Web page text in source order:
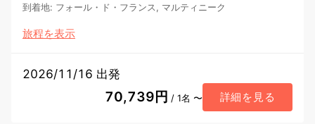
到着地: フォール・ド・フランス, マルティニーク
旅程を表示
2026/11/16 出発
70,739円 / 1名 〜 詳細を見る